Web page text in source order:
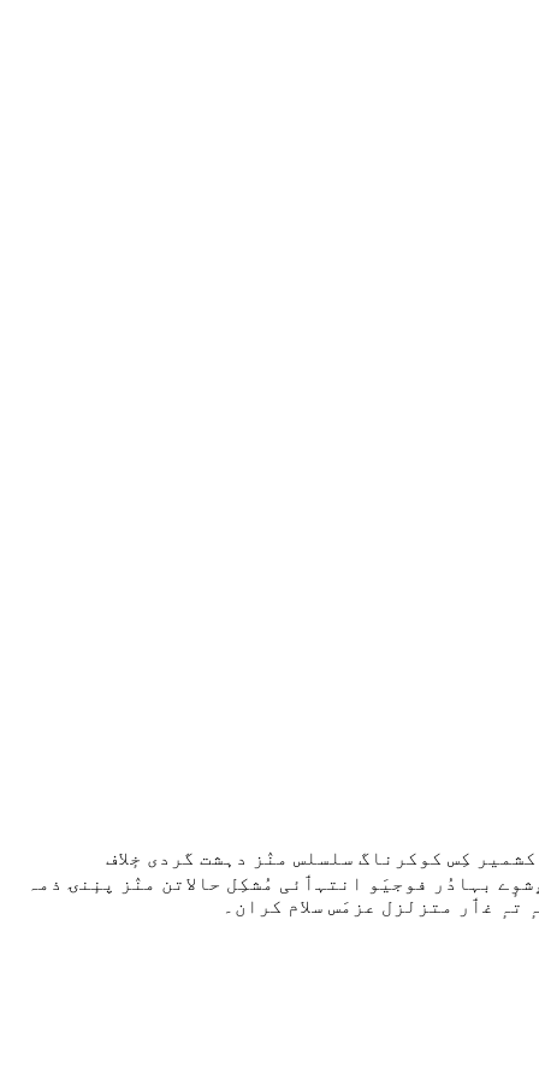
کِس کوکرناگ سلسلس منٛز دہشت گردی خٕلاف
بہادُر فوجیَو انتہٲئی مُشکِل حالاتن منٛز پنٕنۍ ذمہ
غٲر متزلزل عزمَس سلام کران۔